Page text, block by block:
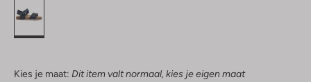
Kies je maat: Dit item valt normaal, kies je eigen maat